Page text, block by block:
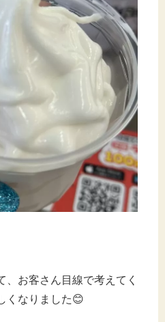
、お客さん目線で考えてく
くなりました😊